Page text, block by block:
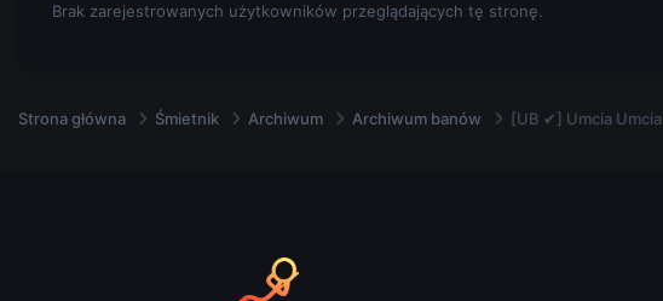
Brak zarejestrowanych użytkowników przeglądających tę stronę.
Strona główna Śmietnik Archiwum Archiwum banów [UB ✔] Umcia Umcia